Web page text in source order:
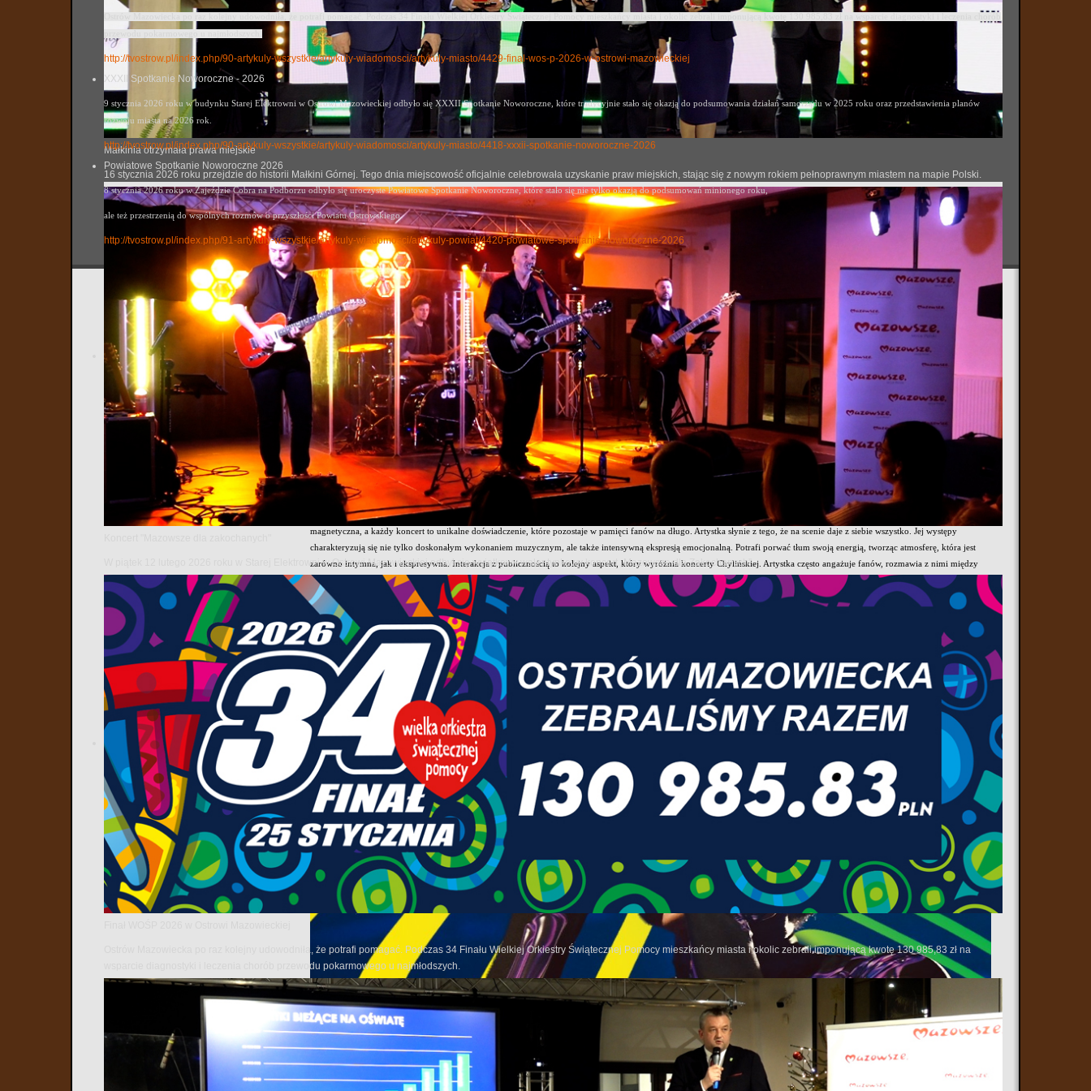
Małkinia otrzymała prawa miejskie
16 stycznia 2026 roku przejdzie do historii Małkini Górnej. Tego dnia miejscowość oficjalnie celebrowała uzyskanie praw miejskich, stając się z nowym rokiem pełnoprawnym miastem na mapie Polski.
W piątek 12 lutego 2026 roku w Starej Elektrowni w Ostrowi Mazowieckiej odbył się wyjątkowy walentynkowy koncert „Mazowsze dla Zakochanych”
Ostrów Mazowiecka po raz kolejny udowodniła, że potrafi pomagać. Podczas 34 Finału Wielkiej Orkiestry Świątecznej Pomocy mieszkańcy miasta i okolic zebrali imponującą kwotę 130 985,83 zł na
wsparcie diagnostyki i leczenia chorób przewodu pokarmowego u najmłodszych.
http://tvostrow.pl/index.php/90-artykuly-wszystkie/artykuly-wiadomosci/artykuly-miasto/4429-final-wos-p-2026-w-ostrowi-mazowieckiej
XXXII Spotkanie Noworoczne - 2026
9 stycznia 2026 roku w budynku Starej Elektrowni w Ostrowi Mazowieckiej odbyło się XXXII Spotkanie Noworoczne, które tradycyjnie stało się okazjądo podsumowania działań samorządu w 2025 roku oraz przedstawienia planów
rozwoju miasta na 2026 rok.
http://tvostrow.pl/index.php/90-artykuly-wszystkie/artykuly-wiadomosci/artykuly-miasto/4418-xxxii-spotkanie-noworoczne-2026
Powiatowe Spotkanie Noworoczne 2026
8 stycznia 2026 roku w Zajeździe Cobra na Podborzu odbyło się uroczyste Powiatowe Spotkanie Noworoczne, które stało się nie tylko okazją do podsumowań minionego roku,
ale też przestrzenią do wspólnych rozmów o przyszłości Powiatu Ostrowskiego.
http://tvostrow.pl/index.php/91-artykuly-wszystkie/artykuly-wiadomosci/artykuly-powiat/4420-powiatowe-spotkanie-noworoczne-2026
Gwiazdy Dni Ostrowi 2024
tvostrow
Utworzono: 13 czerwiec 2024
Agnieszka Chylińskato niekwestionowana gwiazda polskiej sceny muzycznej, felietonistka, a także autorka książek dla dzieci; osobowość niesamowicie barwna i wszechstronna. Jej
głos, pełen siły i emocji, szybko stał się rozpoznawalny na polskiej scenie muzycznej. Od dekad przejmuje serca publiczności, najpierw jako wokalistka popularnego rockowego
zespołu „O.N.A.”, następnie zespołu „Chylińska”, ostatecznie artystka solowa – w całkiem nowej odsłonie, tworząca utwory z pogranicza dance i pop, nadal kochana przez rzesze
słuchaczy. Jej utwory znają wszyscy, najbardziej rozpoznawalne to: „Kiedy powiem sobie dość”, „Nie mogę cię zapomnieć”, „Wybaczam ci” i wiele innych.
Laureatka czterech Eska Music Awards, dwóch Superjedynek, Bursztynowego Słowika i Złotej Telekamery, posiada Paszport „Polityki”.
Chylińska nie ogranicza się tylko do muzyki. Jej osobowość i charyzma zaowocowały również karierą telewizyjną, w tym rolą jurorki w programie „Mam talent!”. Jej bezpośredni i
autentyczny styl oceniania zyskał sympatię widzów.
Chylińska nie boi się poruszać trudnych tematów w swoich utworach. Jej teksty często dotykają osobistych doświadczeń, społecznych problemów i głębokich emocji. Koncerty
Agnieszki Chylińskiej to coś więcej niż tylko muzyczne występy, to spektakle pełne energii, emocji i bezpośredniego kontaktu z publicznością. Jej obecność na scenie jest
magnetyczna, a każdy koncert to unikalne doświadczenie, które pozostaje w pamięci fanów na długo. Artystka słynie z tego, że na scenie daje z siebie wszystko. Jej występy
charakteryzują się nie tylko doskonałym wykonaniem muzycznym, ale także intensywną ekspresją emocjonalną. Potrafi porwać tłum swoją energią, tworząc atmosferę, która jest
zarówno intymna, jak i ekspresywna. Interakcja z publicznością to kolejny aspekt, który wyróżnia koncerty Chylińskiej. Artystka często angażuje fanów, rozmawia z nimi między
utworami i dzieli się osobistymi przemyśleniami, co sprawia, że każdy koncert jest niepowtarzalnym doświadczeniem.
Już w piątek na naszej scenie!